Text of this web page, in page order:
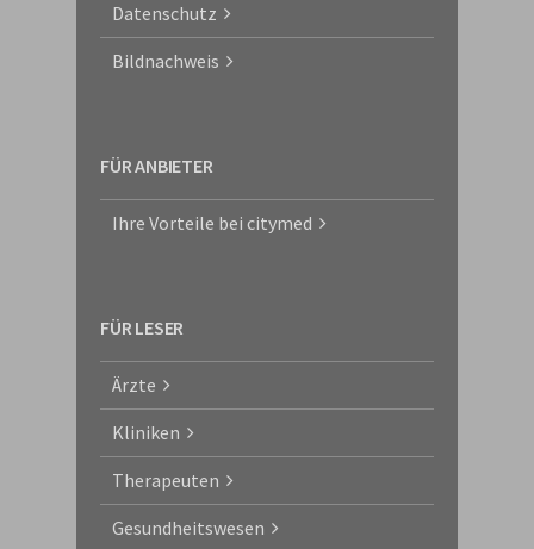
Datenschutz
Bildnachweis
FÜR ANBIETER
Ihre Vorteile bei citymed
FÜR LESER
Ärzte
Kliniken
Therapeuten
Gesundheitswesen